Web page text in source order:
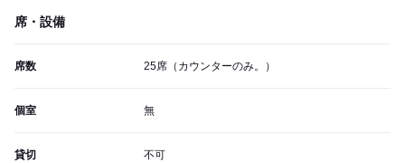
席・設備
席数 25席（カウンターのみ。）
個室 無
貸切 不可